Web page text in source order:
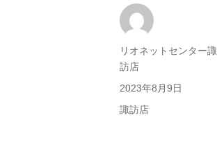
投
稿
者
リオネットセンター諏
訪店
投
稿
2023年8月9日
カ
諏訪店